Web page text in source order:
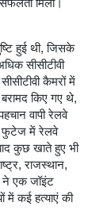
मिली।
हुई थी, जिसके
सीसीटीवी
कैमरों में
किए गए थे,
वापी रेलवे
फुटेज में रेलवे
कुछ खाते हुए भी
राजस्थान,
ने एक जॉइंट
में कई हत्याएं की